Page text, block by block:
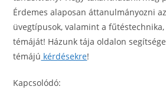
Érdemes alaposan áttanulmányozni
üvegtípusok, valamint a
témáját! Házunk tája oldalon
témájú kérdésekre!
Kapcsolódó: